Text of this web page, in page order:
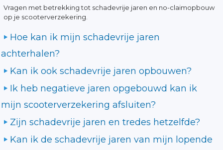
Vragen met betrekking tot schadevrije jaren en no-claimopbouw
op je scooterverzekering.
Hoe kan ik mijn schadevrije jaren
achterhalen?
Kan ik ook schadevrije jaren opbouwen?
Ik heb negatieve jaren opgebouwd kan ik
mijn scooterverzekering afsluiten?
Zijn schadevrije jaren en tredes hetzelfde?
Kan ik de schadevrije jaren van mijn lopende